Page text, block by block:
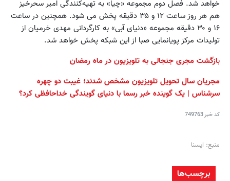
خواهد شد. فصل دوم مجموعه «چیا» به تهیه‌کنندگی امیر سحرخیز
هم هر روز ساعت ۱۲ و ۳۵ دقیقه پخش می شود. همچنین در ساعت
۱۶ و ۳۰ دقیقه مجموعه «دنیای آبی» به کارگردانی مهدی خرمیان از
تولیدات مرکز پویانمایی صبا از این شبکه پخش خواهد شد.
بازگشت مجری جنجالی به تلویزیون در ماه رمضان
مجریان سال تحویل تلویزیون مشخص شدند؛ غیبت دو چهره
سرشناس | یک گوینده خبر رسما با دنیای گویندگی خداحافظی کرد؟
کد خبر749763
منبع: ایسنا
برچسب‌ها